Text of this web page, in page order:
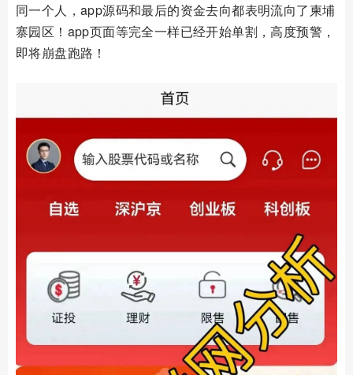
同一个人，app源码和最后的资金去向都表明流向了柬埔
寨园区！app页面等完全一样已经开始单割，高度预警，
即将崩盘跑路！